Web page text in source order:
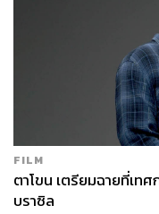
FILM
ตาโขน เตรียมฉายที่เท
บราซิล